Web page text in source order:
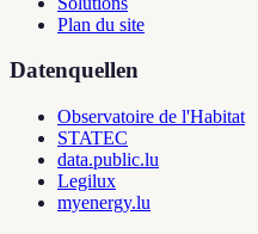
Plan du site
Datenquellen
Observatoire de l'Habitat
STATEC
data.public.lu
Legilux
myenergy.lu